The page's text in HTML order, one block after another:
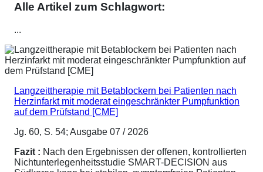
Alle Artikel zum Schlagwort:
...
Langzeittherapie mit Betablockern bei Patienten nach
Herzinfarkt mit moderat eingeschränkter Pumpfunktion
auf dem Prüfstand [CME]
Jg. 60, S. 54; Ausgabe 07 / 2026
Fazit : Nach den Ergebnissen der offenen, kontrollierten
Nichtunterlegenheitsstudie SMART-DECISION aus